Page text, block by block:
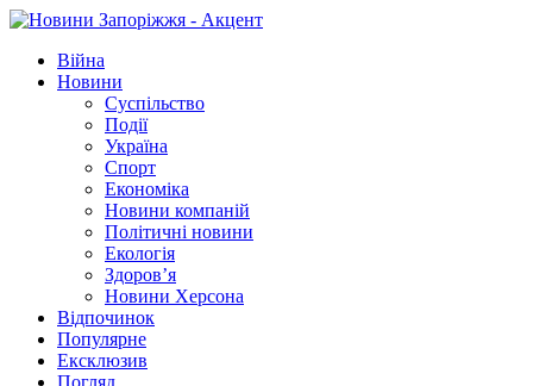
Війна
Новини
Суспільство
Події
Україна
Спорт
Економіка
Новини компаній
Політичні новини
Екологія
Здоров’я
Новини Херсона
Відпочинок
Популярне
Ексклюзив
Погляд